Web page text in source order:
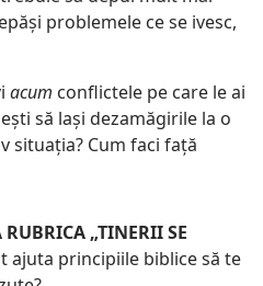
problemele ce se ivesc,
acum conflictele pe care le ai
să laşi dezamăgirile la o
situaţia? Cum faci faţă
„TINERII SE
ajuta principiile biblice să te